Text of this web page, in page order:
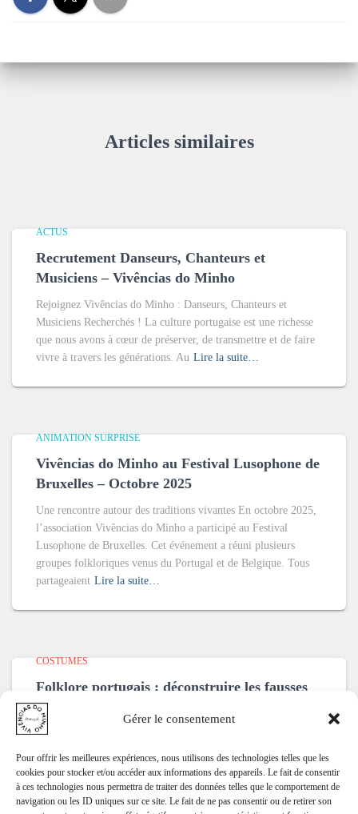
Gérer le consentement
Pour offrir les meilleures expériences, nous utilisons des technologies telles que les
cookies pour stocker et/ou accéder aux informations des appareils. Le fait de consentir
à ces technologies nous permettra de traiter des données telles que le comportement de
navigation ou les ID uniques sur ce site. Le fait de ne pas consentir ou de retirer son
Articles similaires
ACTUS
Recrutement Danseurs, Chanteurs et
Musiciens – Vivências do Minho
Rejoignez Vivências do Minho : Danseurs, Chanteurs et
Musiciens Recherchés ! La culture portugaise est une richesse
que nous avons à cœur de préserver, de transmettre et de faire
vivre à travers les générations. Au Lire la suite…
ANIMATION SURPRISE
Vivências do Minho au Festival Lusophone de
Bruxelles – Octobre 2025
Une rencontre autour des traditions vivantes En octobre 2025,
l’association Vivências do Minho a participé au Festival
Lusophone de Bruxelles. Cet événement a réuni plusieurs
groupes folkloriques venus du Portugal et de Belgique. Tous
partageaient Lire la suite…
COSTUMES
Folklore portugais : déconstruire les fausses
images et retrouver l’authenticité
Lorsque l’on tape “folklore portugais” sur Internet, les
premières images qui apparaissent sont souvent les mêmes :
hommes alignés en costume noir, femmes aux costumes colorés
identiques, foulards noués de manière uniforme, danses
symétriques et Lire la suite…